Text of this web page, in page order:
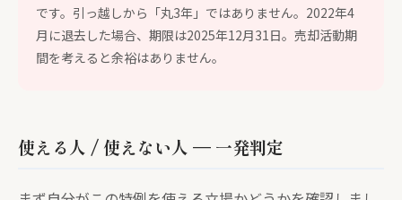
です。引っ越しから「丸3年」ではありません。2022年4
月に退去した場合、期限は2025年12月31日。売却活動期
間を考えると余裕はありません。
使える人 / 使えない人 — 一発判定